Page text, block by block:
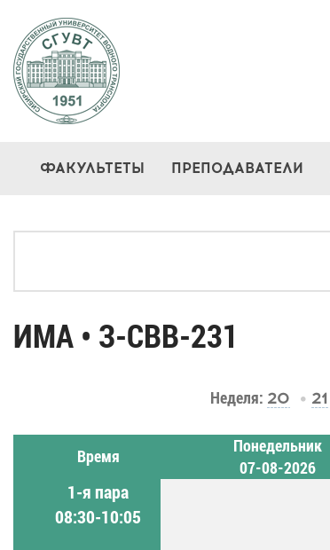
ФАКУЛЬТЕТЫ ПРЕПОДАВАТЕЛИ
ИМА • З-СВВ-231
Неделя: 20 21
Время
Понедельник
07-08-2026
1-я пара
08:30-10:05